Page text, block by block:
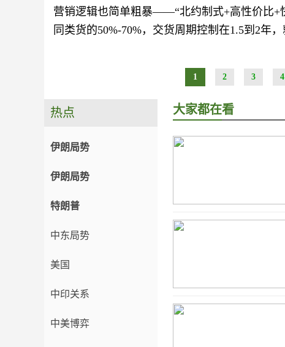
营销逻辑也简单粗暴——“北约制式+高性价比+
同类货的50%-70%，交货周期控制在1.5到2年，
1 2 3 4
热点
伊朗局势
伊朗局势
特朗普
中东局势
美国
中印关系
中美博弈
大家都在看